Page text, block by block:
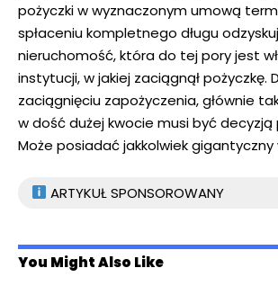
pożyczki w wyznaczonym umową
spłaceniu kompletnego długu
nieruchomość, która do tej pory jest
instytucji, w jakiej zaciągnął pożyczkę.
zaciągnięciu zapożyczenia, głównie
w dość dużej kwocie musi być decyzją
Może posiadać jakkolwiek gigantyczny
ARTYKUŁ SPONSOROWANY
You Might Also Like